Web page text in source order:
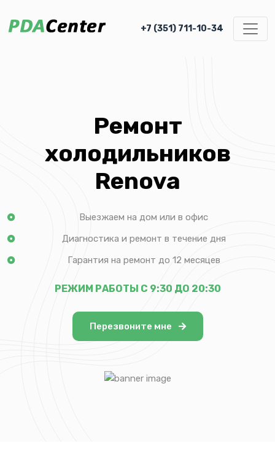
+7 (351) 711-10-34
Ремонт
холодильников
Renova
Выезжаем на дом или в офис
Диагностика и ремонт в течение дня
Гарантия на ремонт до 12 месяцев
РЕЖИМ РАБОТЫ С 9:30 ДО 20:30
Перезвоните мне